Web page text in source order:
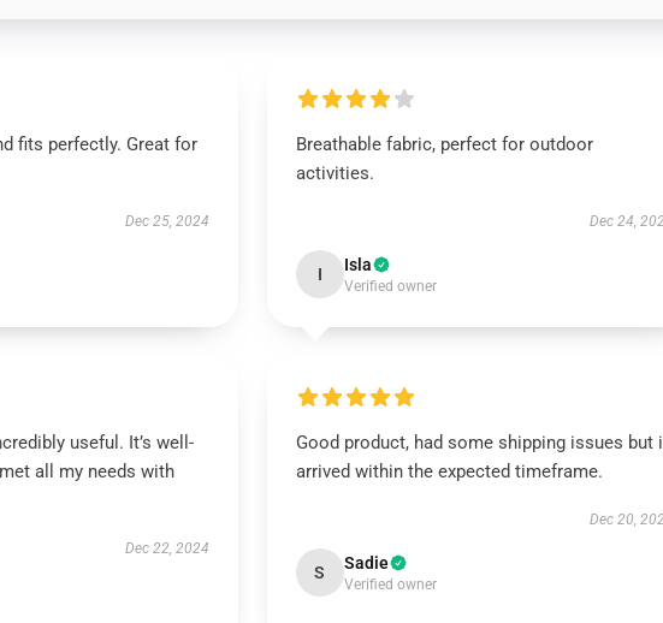
fits perfectly. Great for
Dec 25, 2024
Breathable fabric, perfect for outdoor
activities.
Dec 24,
I Isla
Verified owner
useful. It’s well-
all my needs with
Dec 22, 2024
Good product, had some shipping issues but
arrived within the expected timeframe.
Dec 20,
S Sadie
Verified owner